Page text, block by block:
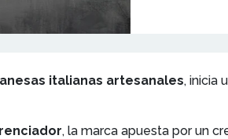
italianas artesanales, inicia
, la marca apuesta por un